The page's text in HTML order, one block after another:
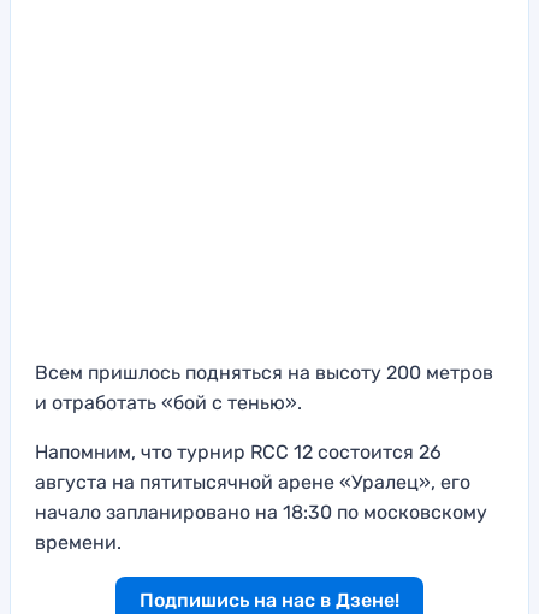
Всем пришлось подняться на высоту 200 метров
и отработать «бой с тенью».
Напомним, что турнир RCC 12 состоится 26
августа на пятитысячной арене «Уралец», его
начало запланировано на 18:30 по московскому
времени.
Подпишись на нас в Дзене!